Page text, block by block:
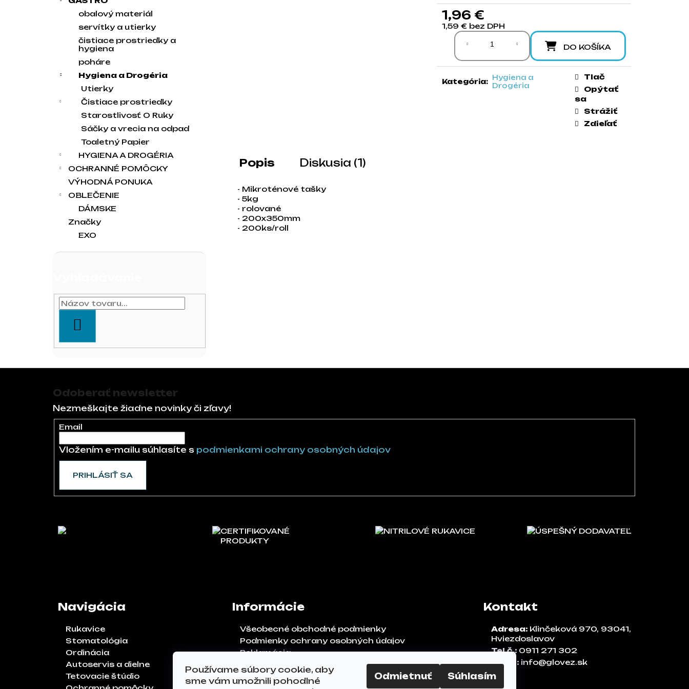
Používame súbory cookie, aby
sme vám umožnili pohodlné
Odmietnuť Súhlasím
obalový materiál
servítky a utierky
čistiace prostriedky a
hygiena
poháre
Hygiena a Drogéria
Utierky
Čistiace prostriedky
Starostlivosť O Ruky
Sáčky a vrecia na odpad
Toaletný Papier
HYGIENA A DROGÉRIA
OCHRANNÉ POMÔCKY
VÝHODNÁ PONUKA
OBLEČENIE
DÁMSKE
Značky
EXO
1,96 €
1,59 € bez DPH
Jednotková cena:
DO KOŠÍKA
Kategória: Hygiena a
Drogéria
Tlač
Opýtať
sa
Strážiť
Zdieľať
Popis Diskusia (1)
- Mikroténové tašky
- 5kg
- rolované
- 200x350mm
- 200ks/roll
Odoberať newsletter
Nezmeškajte žiadne novinky či zľavy!
Email
Vložením e-mailu súhlasíte s podmienkami ochrany osobných údajov
PRIHLÁSIŤ SA
CERTIFIKOVANÉ
PRODUKTY
NITRILOVÉ RUKAVICE ÚSPEŠNÝ DODAVATEĽ
Navigácia
Rukavice
Stomatológia
Ordinácia
Autoservis a dielne
Tetovacie štúdio
Informácie
Všeobecné obchodné podmienky
Podmienky ochrany osobných údajov
Reklamácia
Odstúpenie od zmluvy
FAQ
Kontakt
Adresa: Klinčeková 970, 93041,
Hviezdoslavov
Tel.č.: 0911 271 302
Email: info@glovez.sk